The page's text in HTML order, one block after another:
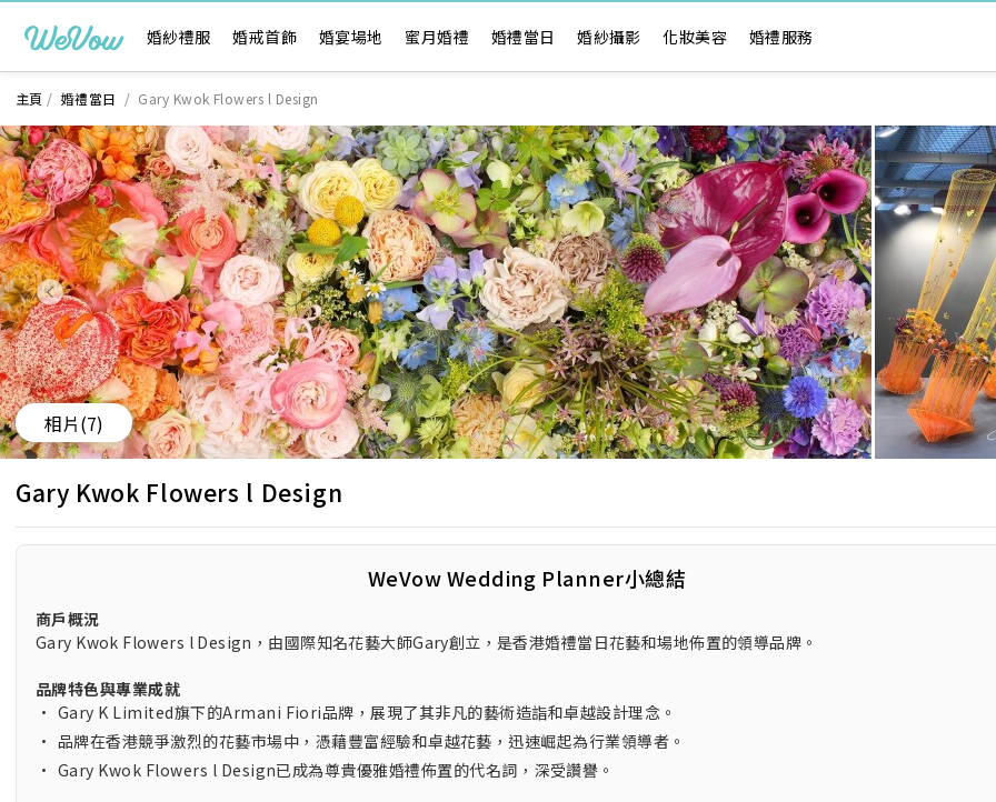
婚紗禮服 婚戒首飾 婚宴場地 蜜月婚禮 婚禮當日 婚紗攝影 化妝美容 婚禮服務
主頁 / 婚禮當日 / Gary Kwok Flowers l Design
相片(7)
Gary Kwok Flowers l Design
WeVow Wedding Planner小總結
商戶概況
Gary Kwok Flowers l Design，由國際知名花藝大師Gary創立，是香港婚禮當日花藝和場地佈置的領導品牌。
品牌特色與專業成就
• Gary K Limited旗下的Armani Fiori品牌，展現了其非凡的藝術造詣和卓越設計理念。
• 品牌在香港競爭激烈的花藝市場中，憑藉豐富經驗和卓越花藝，迅速崛起為行業領導者。
• Gary Kwok Flowers l Design已成為尊貴優雅婚禮佈置的代名詞，深受讚譽。